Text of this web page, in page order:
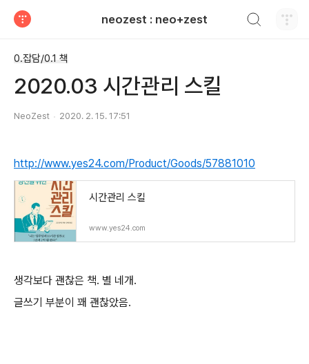
neozest : neo+zest
0.잡담/0.1 책
2020.03 시간관리 스킬
NeoZest 2020. 2. 15. 17:51
http://www.yes24.com/Product/Goods/57881010
시간관리 스킬
www.yes24.com
생각보다 괜찮은 책. 별 네개.
글쓰기 부분이 꽤 괜찮았음.